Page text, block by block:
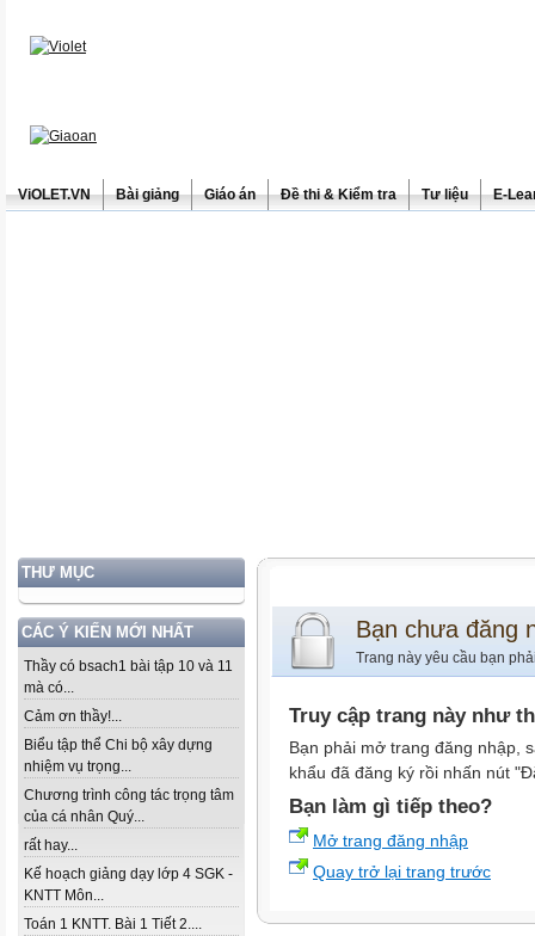
ViOLET.VN Bài giảng Giáo án Đề thi & Kiểm tra Tư liệu E-
THƯ MỤC
CÁC Ý KIẾN MỚI NHẤT
Thầy có bsach1 bài tập 10 và 11
mà có...
Cảm ơn thầy!...
Biểu tập thể Chi bộ xây dựng
nhiệm vụ trọng...
Chương trình công tác trọng tâm
của cá nhân Quý...
rất hay...
Kế hoạch giảng dạy lớp 4 SGK -
KNTT Môn...
Toán 1 KNTT. Bài 1 Tiết 2....
Bạn chưa đăng
Trang này yêu cầu bạn
Truy cập trang này như
Bạn phải mở trang đăng nhập,
khẩu đã đăng ký rồi nhấn nút
Bạn làm gì tiếp theo?
Mở trang đăng nhập
Quay trở lại trang trước